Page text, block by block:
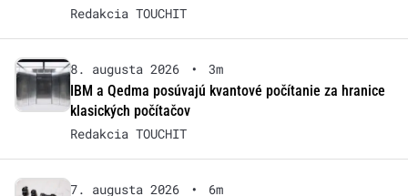
Redakcia TOUCHIT
8. augusta 2026 •
3m
IBM a Qedma posúvajú kvantové počítanie za hranice
klasických počítačov
Redakcia TOUCHIT
7. augusta 2026 •
6m